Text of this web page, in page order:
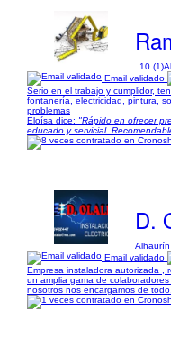
10 (1)
Email validado
Serio en el trabajo y cumplidor,
fontanería, electricidad, pintura,
problemas
Eloísa dice: "Rápido en ofrecer
educado y servicial.
D.
Email validado
Empresa instaladora autorizada ,
un amplia gama de
nosotros nos encargamos de todo.